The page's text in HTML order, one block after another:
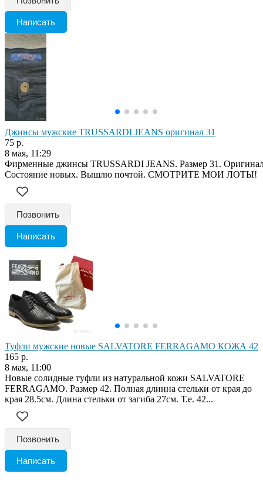
Написать
Джинсы мужские TRUSSARDI JEANS оригинал 31
75 р.
8 мая, 11:29
Фирменные джинсы TRUSSARDI JEANS. Размер 31.
Состояние новых. Вышлю почтой. СМОТРИТЕ МОИ ЛОТЫ!
Позвонить
Написать
Туфли мужские новые SALVATORE FERRAGAMO КОЖА 42
165 р.
8 мая, 11:00
Новые солидные туфли из натуральной кожи SALVATORE
FERRAGAMO. Размер 42. Полная длинна стельки от края до
края 28.5см. Длина стельки от загиба 27см. Т.е. 42...
Позвонить
Написать